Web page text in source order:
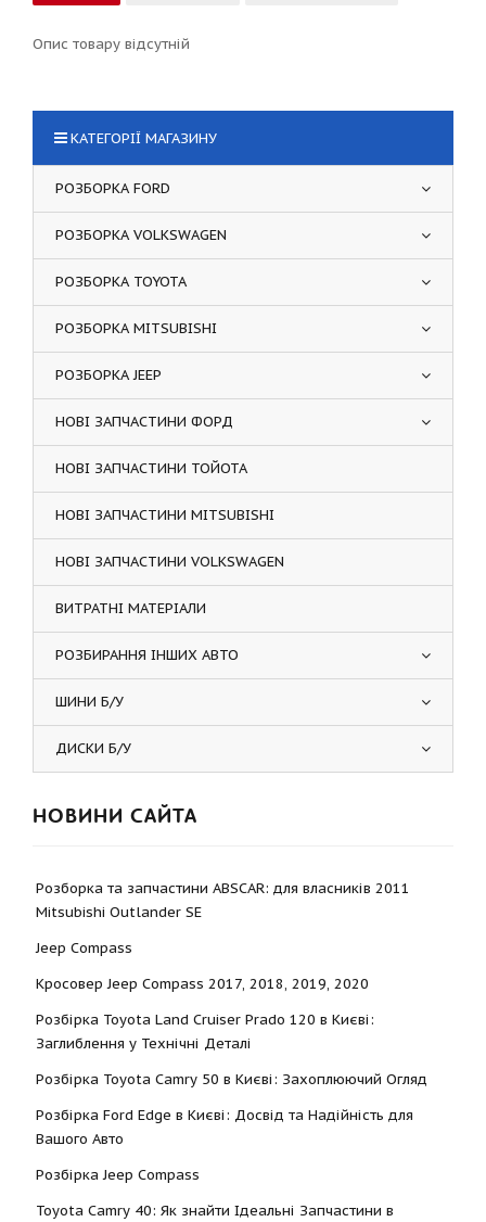
Опис товару відсутній
КАТЕГОРІЇ МАГАЗИНУ
РОЗБОРКА FORD
РОЗБОРКА VOLKSWAGEN
РОЗБОРКА TOYOTA
РОЗБОРКА MITSUBISHI
РОЗБОРКА JEEP
НОВІ ЗАПЧАСТИНИ ФОРД
НОВІ ЗАПЧАСТИНИ ТОЙОТА
НОВІ ЗАПЧАСТИНИ MITSUBISHI
НОВІ ЗАПЧАСТИНИ VOLKSWAGEN
ВИТРАТНІ МАТЕРІАЛИ
РОЗБИРАННЯ ІНШИХ АВТО
ШИНИ Б/У
ДИСКИ Б/У
НОВИНИ САЙТА
Розборка та запчастини ABSCAR: для власників 2011
Mitsubishi Outlander SE
Jeep Compass
Кросовер Jeep Compass 2017, 2018, 2019, 2020
Розбірка Toyota Land Cruiser Prado 120 в Києві:
Заглиблення у Технічні Деталі
Розбірка Toyota Camry 50 в Києві: Захоплюючий Огляд
Розбірка Ford Edge в Києві: Досвід та Надійність для
Вашого Авто
Розбірка Jeep Compass
Toyota Camry 40: Як знайти Ідеальні Запчастини в